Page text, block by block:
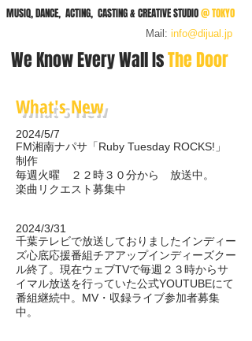
MUSIQ, DANCE, ACTING, CASTING & CREATIVE STUDIO@TOKYO
Mail: info@dijual.jp
We Know EveryWallIsThe Door
What's New
2024/5/7
FM湘南ナパサ「Ruby Tuesday ROCKS!」
制作
毎週火曜 ２２時３０分から 放送中。
楽曲リクエスト募集中
2024/3/31
千葉テレビで放送しておりましたインディー
ズ心底応援番組チアアップインディーズクー
ル終了。現在ウェブTVで毎週２３時からサ
イマル放送を行っていた公式YOUTUBEにて
番組継続中。MV・収録ライブ参加者募集
中。